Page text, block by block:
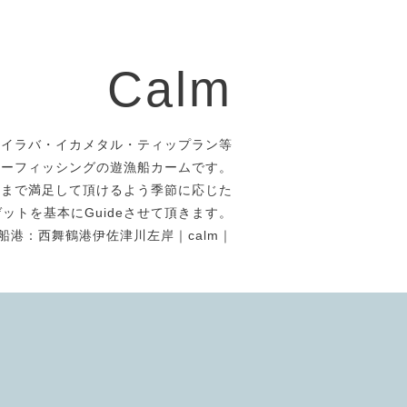
Calm
ラバ・イカメタル・ティップラン等
フィッシングの遊漁船カームです。
で満足して頂けるよう季節に応じた
トを基本にGuideさせて頂きます。
港：西舞鶴港伊佐津川左岸｜calm｜